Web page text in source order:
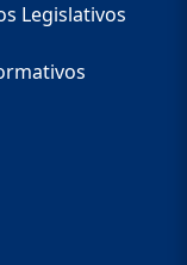
Legislativos